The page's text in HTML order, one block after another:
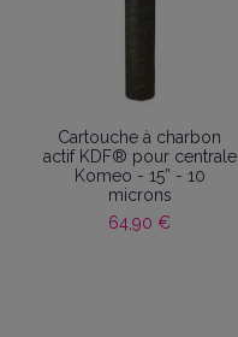
Cartouche à charbon
actif KDF® pour centrale
Komeo - 15” - 10
microns
64,90 €